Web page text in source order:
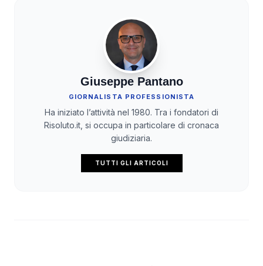
Giuseppe Pantano
GIORNALISTA PROFESSIONISTA
Ha iniziato l’attività nel 1980. Tra i fondatori di
Risoluto.it, si occupa in particolare di cronaca
giudiziaria.
TUTTI GLI ARTICOLI